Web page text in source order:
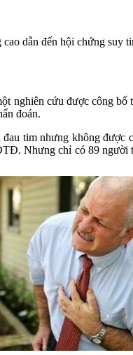
dẫn đến hội chứng suy
nghiên cứu được công
đoán.
tim nhưng không
Nhưng chỉ có 89